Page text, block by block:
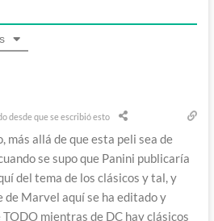
desde que se escribió esto
más allá de que esta peli sea de
se supo que Panini publicaría
del tema de los clásicos y tal, y
de Marvel aquí se ha editado y
mientras de DC hay clásicos